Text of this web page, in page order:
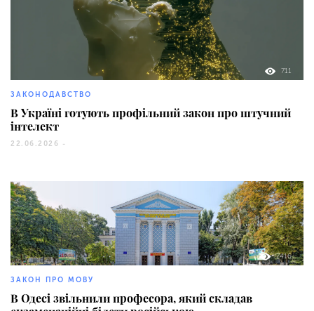
711
ЗАКОНОДАВСТВО
В Україні готують профільний закон про штучний
інтелект
22.06.2026 -
7416
ЗАКОН ПРО МОВУ
В Одесі звільнили професора, який складав